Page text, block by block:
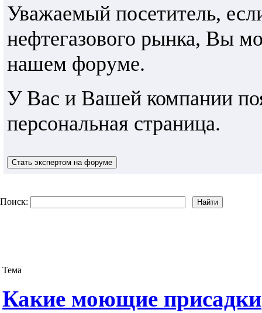
Уважаемый посетитель,
нефтегазового рынка, Вы
нашем форуме.
У Вас и Вашей компании
персональная страница.
Поиск:
Тема
Какие моющие присадки